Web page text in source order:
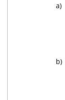
a)
b)